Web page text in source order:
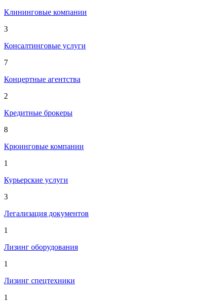
Клининговые компании
3
Консалтинговые услуги
7
Концертные агентства
2
Кредитные брокеры
8
Крюинговые компании
1
Курьерские услуги
3
Легализация документов
1
Лизинг оборудования
1
Лизинг спецтехники
1